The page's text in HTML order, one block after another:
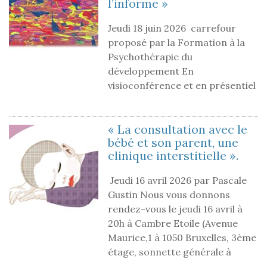
l’informe »
Jeudi 18 juin 2026 carrefour
proposé par la Formation à la
Psychothérapie du
développement En
visioconférence et en présentiel
« La consultation avec le
bébé et son parent, une
clinique interstitielle ».
Jeudi 16 avril 2026 par Pascale
Gustin Nous vous donnons
rendez-vous le jeudi 16 avril à
20h à Cambre Etoile (Avenue
Maurice,1 à 1050 Bruxelles, 3ème
étage, sonnette générale à